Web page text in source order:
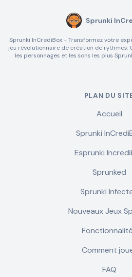
Sprunki
Sprunki InCrediBox - Transformez votre
jeu révolutionnaire de création de rythmes.
les personnages et les sons les plus
PLAN DU
Accueil
Sprunki
Esprunki
Sprunked
Sprunki
Nouveaux Jeux
Comment
FAQ